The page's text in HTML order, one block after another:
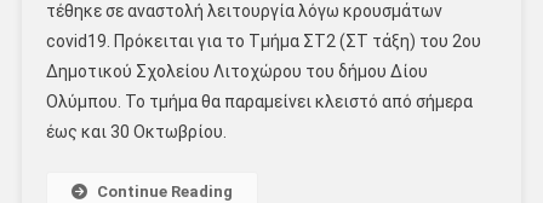
τέθηκε σε αναστολή λειτουργία λόγω κρουσμάτων
covid19. Πρόκειται για το Τμήμα ΣΤ2 (ΣΤ τάξη) του 2ου
Δημοτικού Σχολείου Λιτοχώρου του δήμου Δίου
Ολύμπου. Το τμήμα θα παραμείνει κλειστό από σήμερα
έως και 30 Οκτωβρίου.
Continue Reading